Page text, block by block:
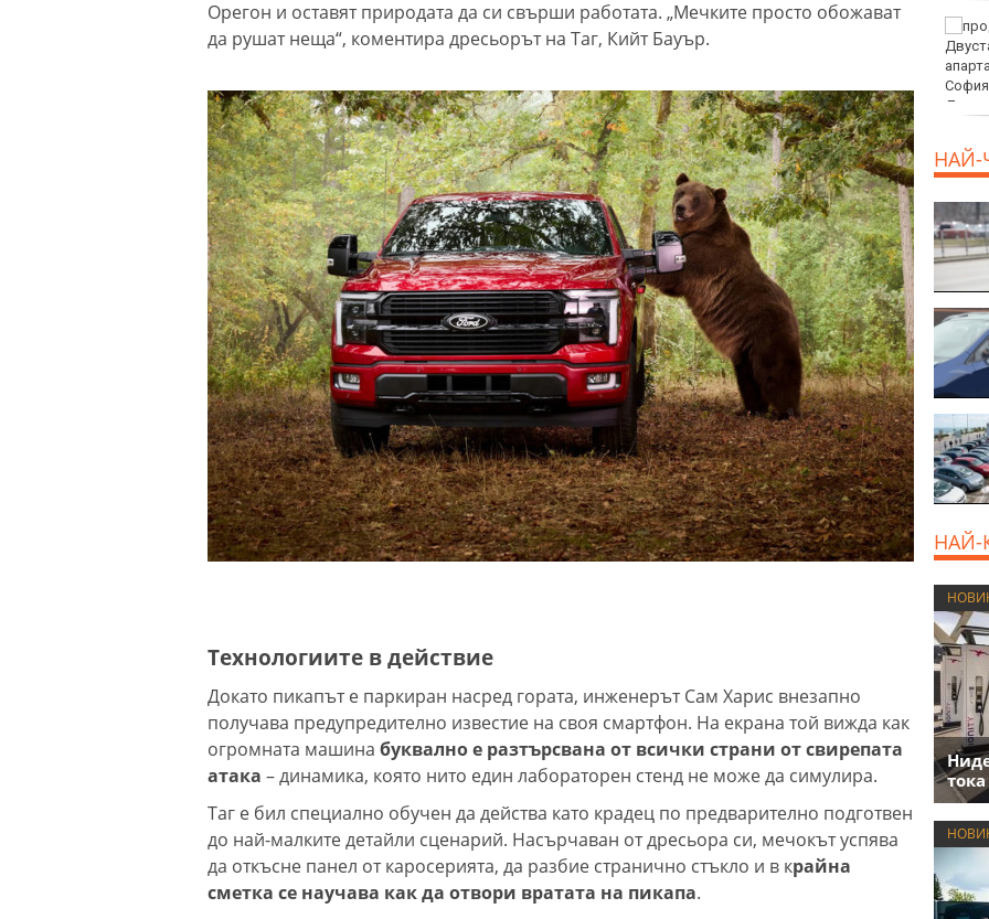
Орегон и оставят природата да си свърши работата. „Мечките просто обожават
да рушат неща“, коментира дресьорът на Таг, Кийт Бауър.
Технологиите в действие
Докато пикапът е паркиран насред гората, инженерът Сам Харис внезапно
получава предупредително известие на своя смартфон. На екрана той вижда как
огромната машина буквално е разтърсвана от всички страни от свирепата
атака – динамика, която нито един лабораторен стенд не може да симулира.
Таг е бил специално обучен да действа като крадец по предварително подготвен
до най-малките детайли сценарий. Насърчаван от дресьора си, мечокът успява
да откъсне панел от каросерията, да разбие странично стъкло и в крайна
сметка се научава как да отвори вратата на пикапа.
Черно море представи
НАЙ-
НАЙ-